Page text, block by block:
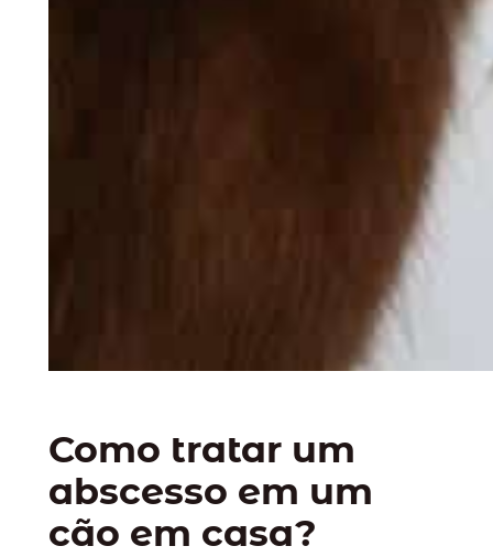
Como tratar um
abscesso em um
cão em casa?